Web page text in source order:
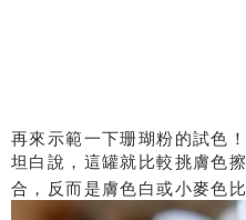
再來示範一下珊瑚粉的試色！
坦白說，這罐就比較挑膚色
合，反而是膚色白或小麥色比